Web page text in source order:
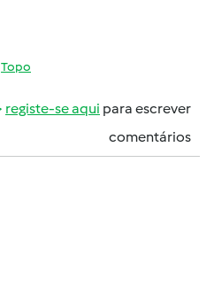
Topo
registe-se aqui para escrever
comentários